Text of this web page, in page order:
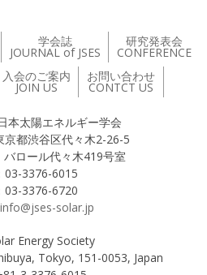
学会誌
JOURNAL of JSES
研究発表会
CONFERENCE
入会のご案内
JOIN US
お問い合わせ
CONTCT US
本太陽エネルギー学会
都渋谷区代々木2-26-5
代々木419号室
03-3376-6015
03-3376-6720
info@jses-solar.jp
Energy Society
Tokyo, 151-0053, Japan